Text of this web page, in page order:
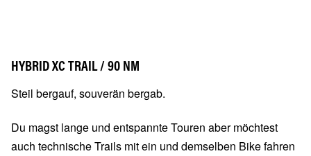
HYBRID XC TRAIL / 90 NM
Steil bergauf, souverän bergab.
Du magst lange und entspannte Touren aber möchtest
auch technische Trails mit ein und demselben Bike fahren